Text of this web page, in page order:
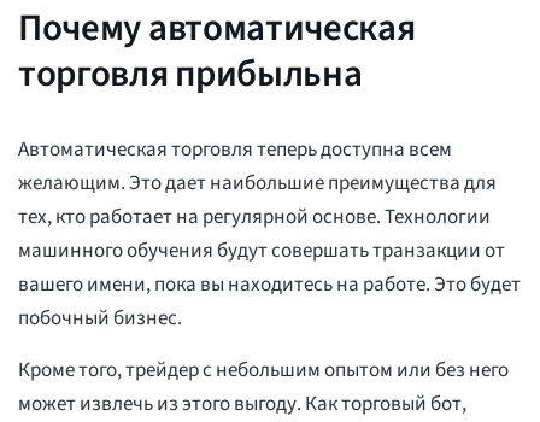
Почему автоматическая
торговля прибыльна
Автоматическая торговля теперь доступна всем
желающим. Это дает наибольшие преимущества для
тех, кто работает на регулярной основе. Технологии
машинного обучения будут совершать транзакции от
вашего имени, пока вы находитесь на работе. Это будет
побочный бизнес.
Кроме того, трейдер с небольшим опытом или без него
может извлечь из этого выгоду. Как торговый бот,